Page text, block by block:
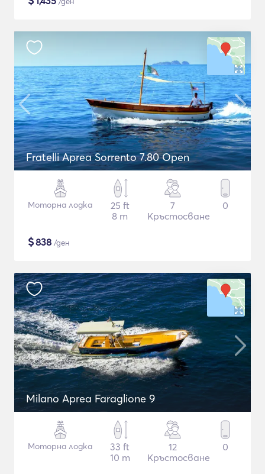
Fratelli Aprea Sorrento 7.80 Open
Моторна лодка
25 ft
8 m
7
Кръстосване
0
$838 /ден
Milano Aprea Faraglione 9
Моторна лодка
33 ft
10 m
12
Кръстосване
0